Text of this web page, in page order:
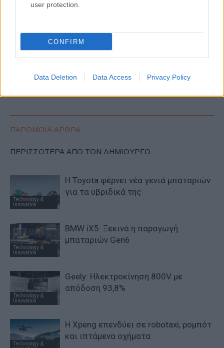
user protection.
CONFIRM
Data Deletion Data Access Privacy Policy
Προηγούμενο άρθρο
Lexgo και Momodesign
δικτύου με ταχυφορτιστές DC
ΠΑΡΟΜΟΙΑ ΑΡΘΡΑ
ΠΕΡΙΣΣΟΤΕΡΑ ΑΠΟ ΤΟΝ ΔΗΜΙΟΥΡΓΟ
Technology &
Innovation
Η Toyota φέρνει νέα γενιά μπαταριών
για τα υβριδικά της
Technology &
Innovation
BMW iX5: Ξεκινά η παραγωγή
μπαταριών Gen6
Technology &
Innovation
Geely: Ηλεκτροκίνηση 800V με
απόδοση 93,8%
Technology &
Η Xpeng επενδύει σε robotaxi, ρομπότ
και ιπτάμενα οχήματα